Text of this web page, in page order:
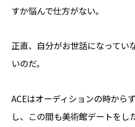
すか悩んで仕方がない。
正直、自分がお世話になってい
いのだ。
ACEはオーディションの時から
し、この間も美術館デートをし